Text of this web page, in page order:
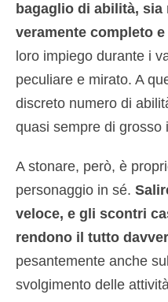
bagaglio di abilità,
veramente completo
loro impiego durante i
peculiare e mirato. A
discreto numero di
quasi sempre di grosso
A stonare, però, è
personaggio in sé.
veloce, e gli scontri
rendono il tutto
pesantemente anche
svolgimento delle